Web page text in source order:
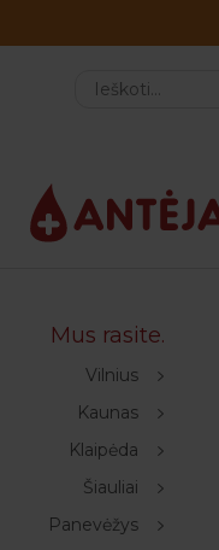
Mus rasite.
Vilnius
Kaunas
Klaipėda
Šiauliai
Panevėžys